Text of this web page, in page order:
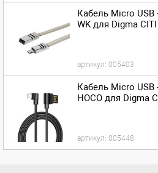
Кабель Micro USB
WK для Digma
артикул: 005403
Кабель Micro USB
HOCO для Digma
артикул: 005448